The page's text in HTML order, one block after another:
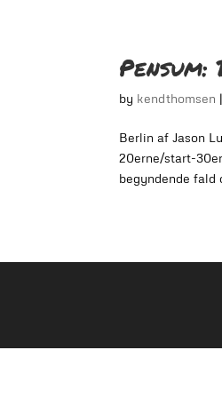
by kendthomsen |
Berlin af Jason
20erne/start-
begyndende fald